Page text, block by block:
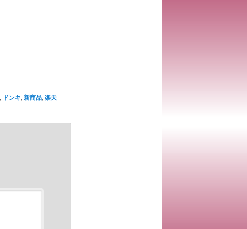
, ドンキ, 新商品, 楽天